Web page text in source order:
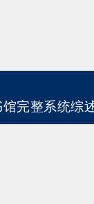
完整系统综